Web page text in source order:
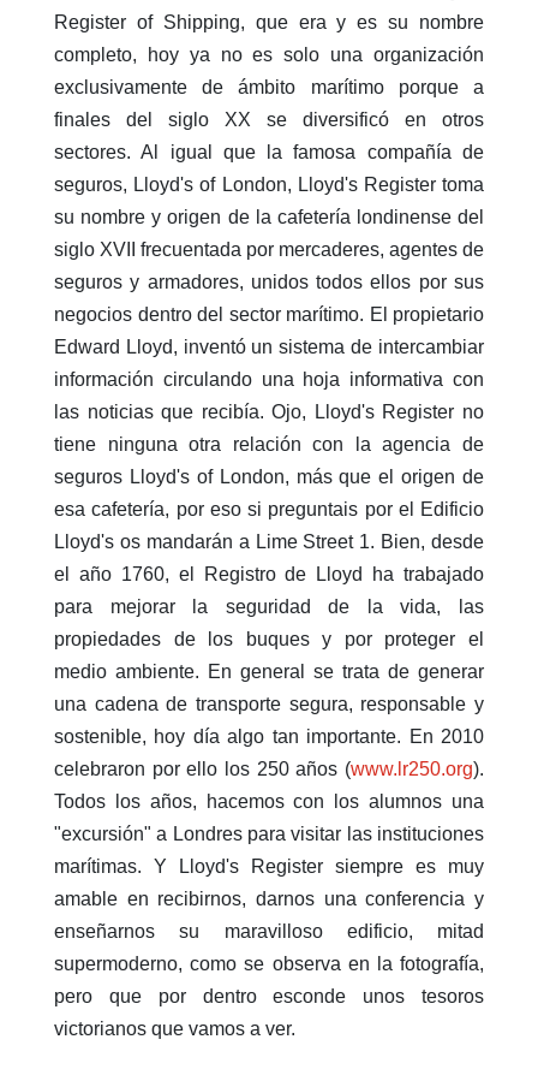
Register of Shipping, que era y es su nombre
completo, hoy ya no es solo una organización
exclusivamente de ámbito marítimo porque a
finales del siglo XX se diversificó en otros
sectores. Al igual que la famosa compañía de
seguros, Lloyd's of London, Lloyd's Register toma
su nombre y origen de la cafetería londinense del
siglo XVII frecuentada por mercaderes, agentes de
seguros y armadores, unidos todos ellos por sus
negocios dentro del sector marítimo. El propietario
Edward Lloyd, inventó un sistema de intercambiar
información circulando una hoja informativa con
las noticias que recibía. Ojo, Lloyd's Register no
tiene ninguna otra relación con la agencia de
seguros Lloyd's of London, más que el origen de
esa cafetería, por eso si preguntais por el Edificio
Lloyd's os mandarán a Lime Street 1. Bien, desde
el año 1760, el Registro de Lloyd ha trabajado
para mejorar la seguridad de la vida, las
propiedades de los buques y por proteger el
medio ambiente. En general se trata de generar
una cadena de transporte segura, responsable y
sostenible, hoy día algo tan importante. En 2010
celebraron por ello los 250 años (www.lr250.org).
Todos los años, hacemos con los alumnos una
"excursión" a Londres para visitar las instituciones
marítimas. Y Lloyd's Register siempre es muy
amable en recibirnos, darnos una conferencia y
enseñarnos su maravilloso edificio, mitad
supermoderno, como se observa en la fotografía,
pero que por dentro esconde unos tesoros
victorianos que vamos a ver.